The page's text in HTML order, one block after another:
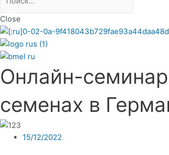
Close
Онлайн-
семенах в
15/12/2022